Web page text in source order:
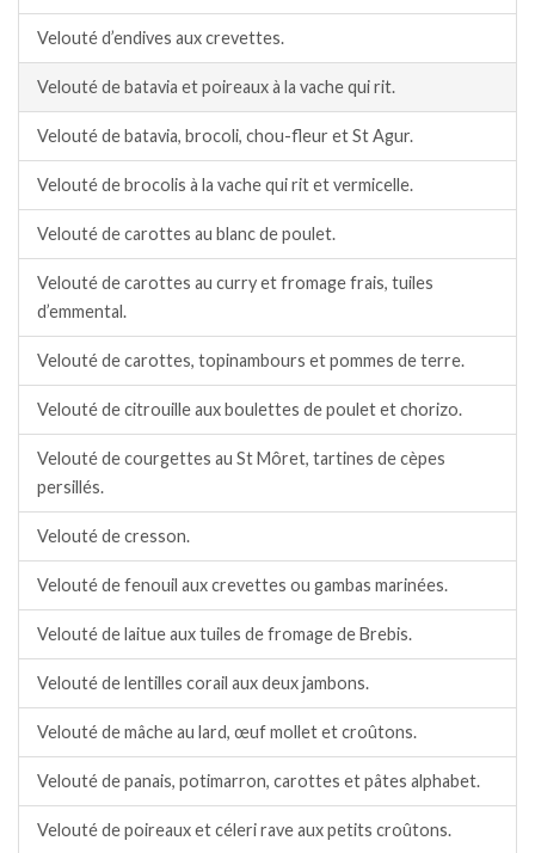
Velouté d’endives aux crevettes.
Velouté de batavia et poireaux à la vache qui rit.
Velouté de batavia, brocoli, chou-fleur et St Agur.
Velouté de brocolis à la vache qui rit et vermicelle.
Velouté de carottes au blanc de poulet.
Velouté de carottes au curry et fromage frais, tuiles
d’emmental.
Velouté de carottes, topinambours et pommes de terre.
Velouté de citrouille aux boulettes de poulet et chorizo.
Velouté de courgettes au St Môret, tartines de cèpes
persillés.
Velouté de cresson.
Velouté de fenouil aux crevettes ou gambas marinées.
Velouté de laitue aux tuiles de fromage de Brebis.
Velouté de lentilles corail aux deux jambons.
Velouté de mâche au lard, œuf mollet et croûtons.
Velouté de panais, potimarron, carottes et pâtes alphabet.
Velouté de poireaux et céleri rave aux petits croûtons.